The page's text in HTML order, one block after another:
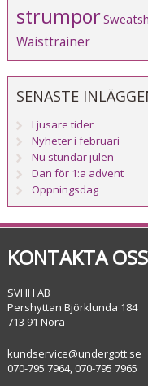
strumpor
Waisttrainer
SENASTE
Ljusare tider
Nyheter i februari
Nu stundar julen
Dan för 1:a advent
Öppningsdag
KONTAKTA OSS
SVHH AB
Pershyttan Björklunda 184
713 91 Nora
kundservice@undergott.se
070-795 7964, 070-795 7965